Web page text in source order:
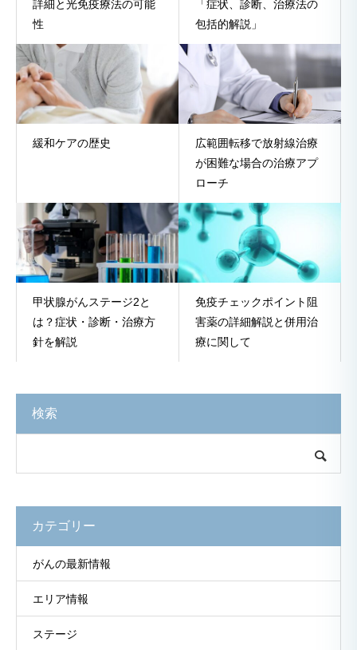
詳細と光免疫療法の可能
性
「症状、診断、治療法の
包括的解説」
緩和ケアの歴史
広範囲転移で放射線治療
が困難な場合の治療アプ
ローチ
甲状腺がんステージ2と
は？症状・診断・治療方
針を解説
免疫チェックポイント阻
害薬の詳細解説と併用治
療に関して
検索
カテゴリー
がんの最新情報
エリア情報
ステージ